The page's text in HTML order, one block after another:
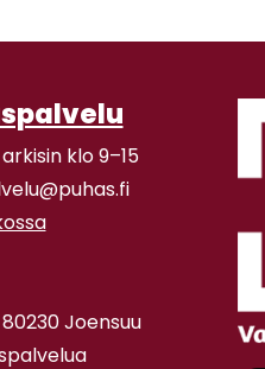
arkisin klo 9–15
80230 Joensuu